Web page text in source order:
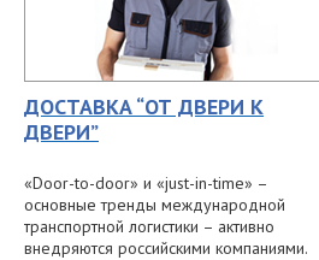
ДОСТАВКА “ОТ ДВЕРИ К
ДВЕРИ”
«Door-to-door» и «just-in-time» –
основные тренды международной
транспортной логистики – активно
внедряются российскими компаниями.